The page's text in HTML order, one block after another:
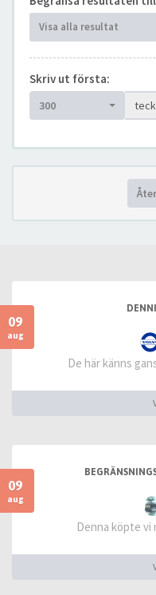
Visa alla resultat
Skriv ut första:
300
09
aug
De här känns
09
aug
Denna köpte vi